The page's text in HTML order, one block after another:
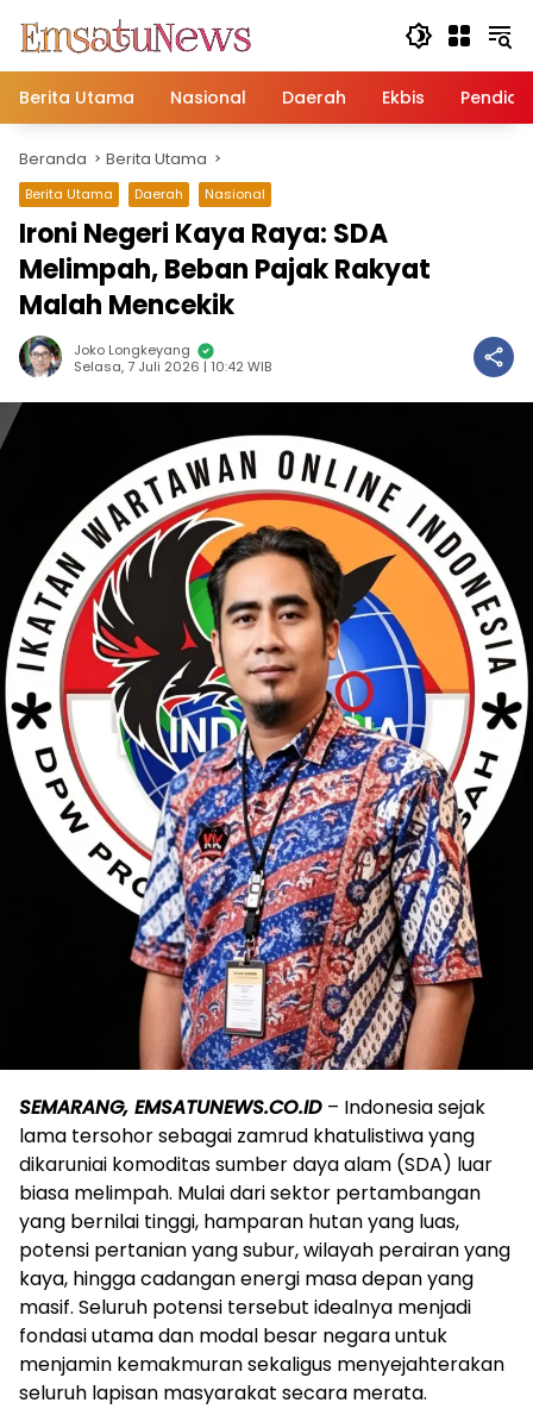
konten
Berita Utama
Nasional Daerah Ekbis
Beranda Berita Utama
Berita Utama Daerah Nasional
Ironi Negeri Kaya Raya: SDA
Melimpah, Beban Pajak Rakyat
Malah Mencekik
Joko Longkeyang
Selasa, 7 Juli 2026 | 10:42 WIB
SEMARANG, EMSATUNEWS.CO.ID – Indonesia sejak
lama tersohor sebagai zamrud khatulistiwa yang
dikaruniai komoditas sumber daya alam (SDA) luar
biasa melimpah. Mulai dari sektor pertambangan
yang bernilai tinggi, hamparan hutan yang luas,
potensi pertanian yang subur, wilayah perairan yang
kaya, hingga cadangan energi masa depan yang
masif. Seluruh potensi tersebut idealnya menjadi
fondasi utama dan modal besar negara untuk
menjamin kemakmuran sekaligus menyejahterakan
seluruh lapisan masyarakat secara merata.